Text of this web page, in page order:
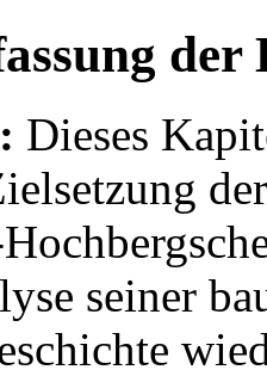
der
Dieses
seiner